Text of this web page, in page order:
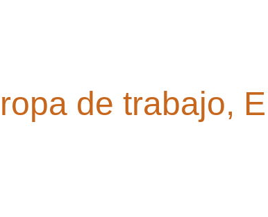
de trabajo,